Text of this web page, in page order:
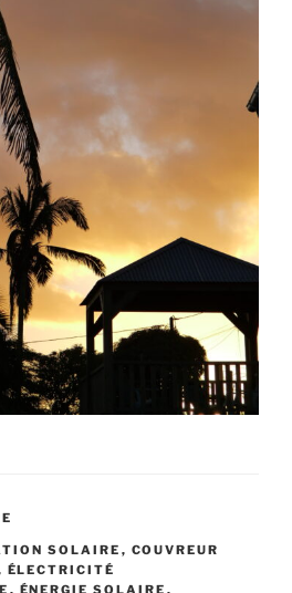
SOLAIRE , COUVREUR
ÉLECTRICITÉ
, ÉNERGIE SOLAIRE ,